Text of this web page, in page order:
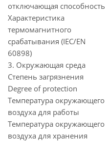
отключающая способность
Характеристика
термомагнитного
срабатывания (IEC/EN
60898)
3. Окружающая среда
Степень загрязнения
Degree of protection
Температура окружающего
воздуха для работы
Температура окружающего
воздуха для хранения